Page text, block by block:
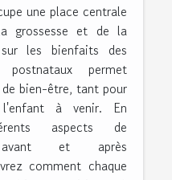
une place centrale
grossesse et de la
les bienfaits des
permet
bien-être, tant pour
à venir. En
aspects de
avant et après
comment chaque